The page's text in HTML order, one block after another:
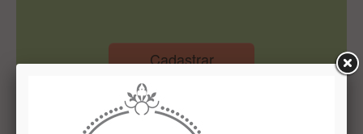
Cadastrar